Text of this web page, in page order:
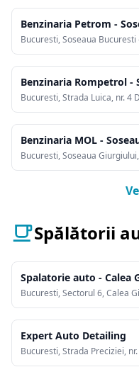
Benzinaria Petrom -
Bucuresti, Soseaua Bucuresti
Benzinaria Rompetrol -
Bucuresti, Strada Luica, nr. 4 D
Benzinaria MOL -
Bucuresti, Soseaua
Spălătorii
Spalatorie auto - Calea
Bucuresti, Sectorul 6, Calea
Expert Auto Detailing
Bucuresti, Strada Preciziei,